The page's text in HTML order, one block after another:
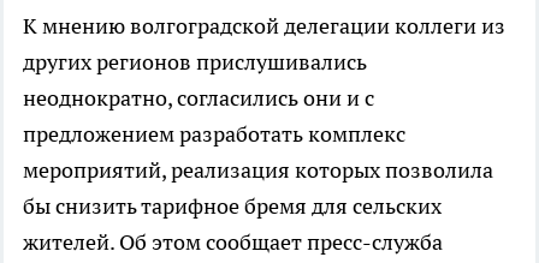
К мнению волгоградской делегации коллеги из
других регионов прислушивались
неоднократно, согласились они и с
предложением разработать комплекс
мероприятий, реализация которых позволила
бы снизить тарифное бремя для сельских
жителей. Об этом сообщает пресс-служба